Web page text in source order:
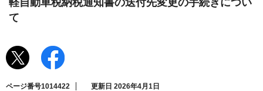
軽自動車税納税通知書の送付先変更の手続きについ
て
ページ番号1014422 更新日 2026年4月1日